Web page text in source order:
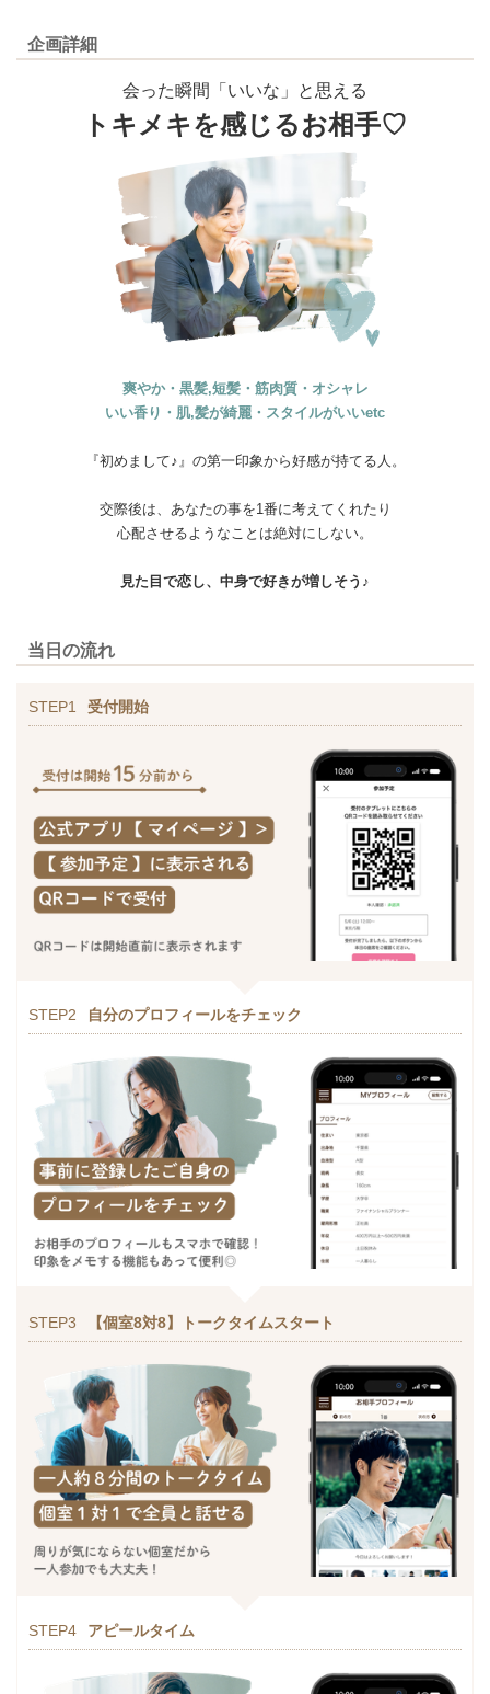
企画詳細
会った瞬間「いいな」と思える
トキメキを感じるお相手♡
爽やか・黒髪,短髪・筋肉質・オシャレ
いい香り・肌,髪が綺麗・スタイルがいいetc
『初めまして♪』の第一印象から好感が持てる人。
交際後は、あなたの事を1番に考えてくれたり
心配させるようなことは絶対にしない。
見た目で恋し、中身で好きが増しそう♪
当日の流れ
STEP1 受付開始
STEP2 自分のプロフィールをチェック
STEP3 【個室8対8】トークタイムスタート
STEP4 アピールタイム